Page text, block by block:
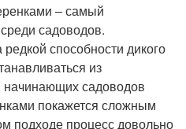
– самый
садоводов.
способности дикого
из
начинающих садоводов
покажется сложным
подходе процесс довольно